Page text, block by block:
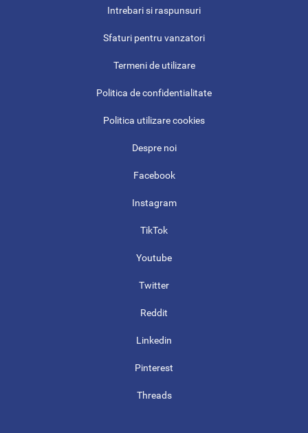
Intrebari si raspunsuri
Sfaturi pentru vanzatori
Termeni de utilizare
Politica de confidentialitate
Politica utilizare cookies
Despre noi
Facebook
Instagram
TikTok
Youtube
Twitter
Reddit
Linkedin
Pinterest
Threads